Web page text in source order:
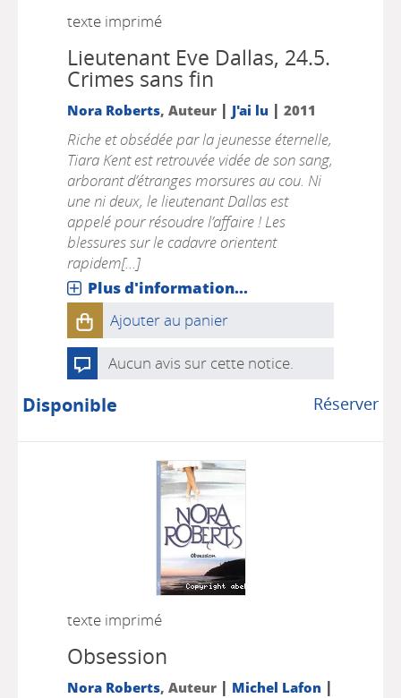
texte imprimé
Lieutenant Eve Dallas, 24.5.
Crimes sans fin
Nora Roberts, Auteur | J'ai lu | 2011
Riche et obsédée par la jeunesse éternelle,
Tiara Kent est retrouvée vidée de son sang,
arborant d’étranges morsures au cou. Ni
une ni deux, le lieutenant Dallas est
appelé pour résoudre l’affaire ! Les
blessures sur le cadavre orientent
rapidem[...]
Plus d'information...
Ajouter au panier
Aucun avis sur cette notice.
Réserver
Disponible
texte imprimé
Obsession
Nora Roberts, Auteur | Michel Lafon |